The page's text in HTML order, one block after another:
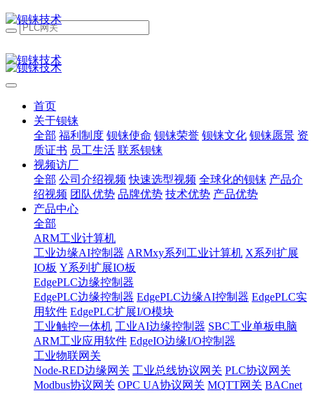
首页
关于钡铼
全部 福利制度 钡铼使命 钡铼荣誉 钡铼文化 钡铼愿景 资
质证书 员工生活 联系钡铼
视频访厂
全部 公司介绍视频 快速选型视频 全球化的钡铼 产品介
绍视频 团队优势 品牌优势 技术优势 产品优势
产品中心
全部
ARM工业计算机
工业边缘AI控制器 ARMxy系列工业计算机 X系列扩展
IO板 Y系列扩展IO板
EdgePLC边缘控制器
EdgePLC边缘控制器 EdgePLC边缘AI控制器 EdgePLC实
用软件 EdgePLC扩展I/O模块
工业触控一体机 工业AI边缘控制器 SBC工业单板电脑
ARM工业应用软件 EdgeIO边缘I/O控制器
工业物联网关
Node-RED边缘网关 工业总线协议网关 PLC协议网关
Modbus协议网关 OPC UA协议网关 MQTT网关 BACnet